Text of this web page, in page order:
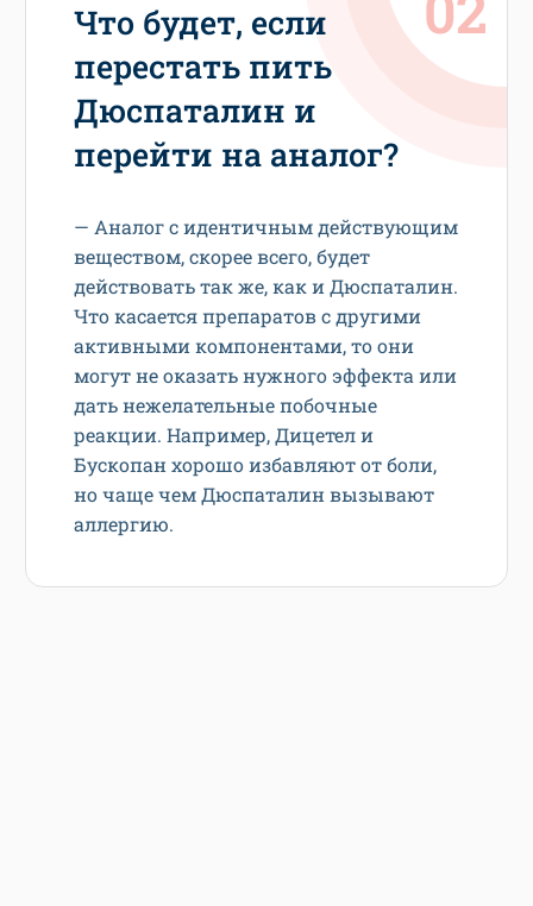
Что будет, если
перестать пить
Дюспаталин и
перейти на аналог?
— Аналог с идентичным действующим
веществом, скорее всего, будет
действовать так же, как и Дюспаталин.
Что касается препаратов с другими
активными компонентами, то они
могут не оказать нужного эффекта или
дать нежелательные побочные
реакции. Например, Дицетел и
Бускопан хорошо избавляют от боли,
но чаще чем Дюспаталин вызывают
аллергию.